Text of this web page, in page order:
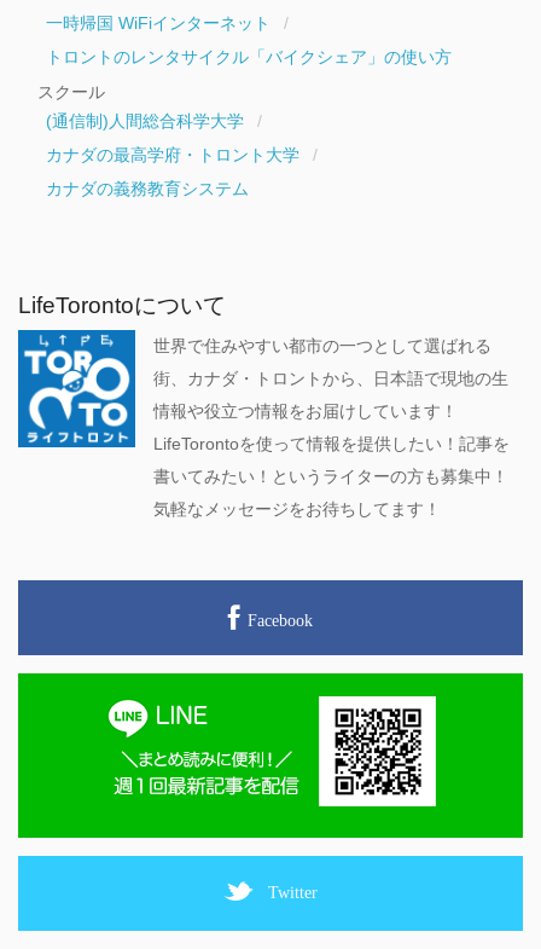
一時帰国 WiFiインターネット
トロントのレンタサイクル「バイクシェア」の使い方
スクール
(通信制)人間総合科学大学
カナダの最高学府・トロント大学
カナダの義務教育システム
LifeTorontoについて
世界で住みやすい都市の一つとして選ばれる
街、カナダ・トロントから、日本語で現地の生
情報や役立つ情報をお届けしています！
LifeTorontoを使って情報を提供したい！記事を
書いてみたい！というライターの方も募集中！
気軽なメッセージをお待ちしてます！
Facebook
Twitter